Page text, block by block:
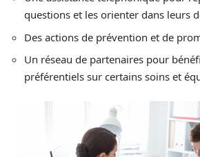
questions et les orienter dans leurs
Des actions de prévention et de
Un réseau de partenaires pour
préférentiels sur certains soins et